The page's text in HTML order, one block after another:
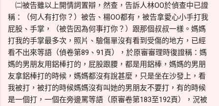
㈡被告雖以上開情詞置辯，然查，告訴人林OO於偵查中已證
稱：（何人有打你？）被告、楊OO都有，被告拿愛心小手打我
屁股、手掌，（被告因為何事打你？）跟那個叔叔一樣。媽媽
打我的手掌最多次，照片、驗傷單沒有看到受傷的地方，已經
看不出來等語（偵卷第89、91頁），於原審審理時復證稱：媽
媽的男朋友用鋁棒打的，屁股跟腰，都是用鋁棒，媽媽的男朋
友拿鋁棒打的時候，媽媽都沒有說甚麼，只是坐在沙發上，看
我被打，被打的時候媽媽沒有叫她的男朋友不要打，有的時候
是一個打，一個在旁邊罵等語（原審卷第183至192頁），況被